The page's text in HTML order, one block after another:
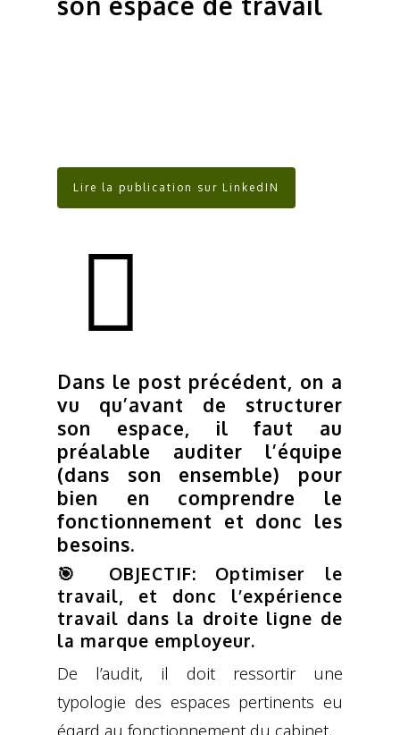
Lire la publication sur LinkedIN
Dans le post précédent, on a
vu qu’avant de structurer
son espace, il faut au
préalable auditer l’équipe
(dans son ensemble) pour
bien en comprendre le
fonctionnement et donc les
besoins.
🎯 OBJECTIF: Optimiser le
travail, et donc l’expérience
travail dans la droite ligne de
la marque employeur.
De l’audit, il doit ressortir une
typologie des espaces pertinents eu
égard au fonctionnement du cabinet.